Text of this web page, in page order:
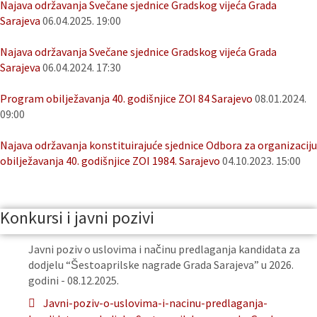
Najava održavanja Svečane sjednice Gradskog vijeća Grada
Sarajeva 06.04.2025. 19:00
Najava održavanja Svečane sjednice Gradskog vijeća Grada
Sarajeva 06.04.2024. 17:30
Program obilježavanja 40. godišnjice ZOI 84 Sarajevo 08.01.2024.
09:00
Najava održavanja konstituirajuće sjednice Odbora za organizaciju
obilježavanja 40. godišnjice ZOI 1984. Sarajevo 04.10.2023. 15:00
Konkursi i javni pozivi
Javni poziv o uslovima i načinu predlaganja kandidata za
dodjelu “Šestoaprilske nagrade Grada Sarajeva” u 2026.
godini - 08.12.2025.
Javni-poziv-o-uslovima-i-nacinu-predlaganja-